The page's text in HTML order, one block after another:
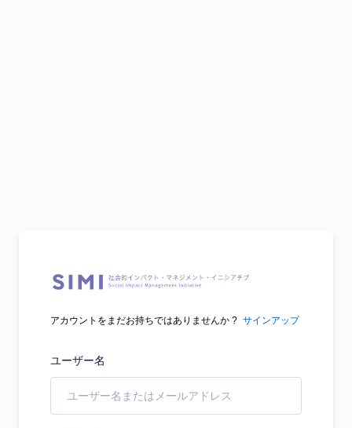
アカウントをまだお持ちではありませんか ? サインアップ
ユーザー名